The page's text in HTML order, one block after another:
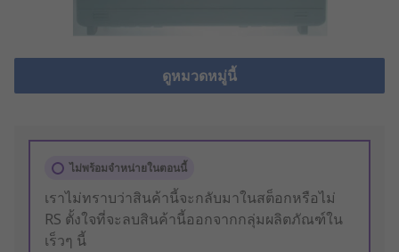
ดูหมวดหมู่นี้
ไม่พร้อมจำหน่ายในตอนนี้
เราไม่ทราบว่าสินค้านี้จะกลับมาในสต็อกหรือไม่
RS ตั้งใจที่จะลบสินค้านี้ออกจากกลุ่มผลิตภัณฑ์ใน
เร็วๆ นี้